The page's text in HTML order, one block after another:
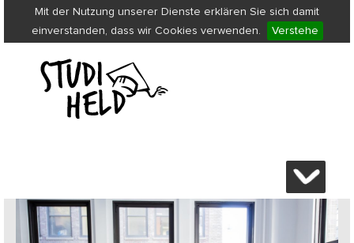
Mit der Nutzung unserer Dienste erklären Sie sich damit
einverstanden, dass wir Cookies verwenden.
Verstehe